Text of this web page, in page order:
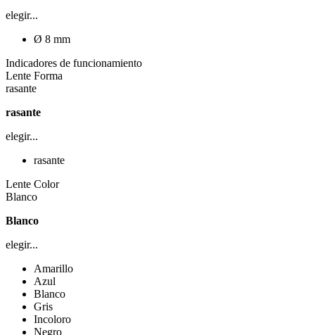
elegir...
Ø 8 mm
Indicadores de funcionamiento
Lente Forma
rasante
rasante
elegir...
rasante
Lente Color
Blanco
Blanco
elegir...
Amarillo
Azul
Blanco
Gris
Incoloro
Negro